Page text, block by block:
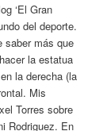
‘El Gran
del deporte.
saber más que
la estatua
la derecha (la
Mis
Torres sobre
Rodriguez. En